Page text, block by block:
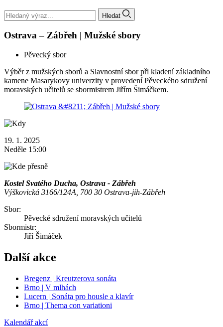
Hledat
Ostrava – Zábřeh | Mužské sbory
Pěvecký sbor
Výběr z mužských sborů a Slavnostní sbor při kladení základního
kamene Masarykovy univerzity v provedení Pěveckého sdružení
moravských učitelů se sbormistrem Jiřím Šimáčkem.
19. 1. 2025
Neděle 15:00
Kostel Svatého Ducha, Ostrava - Zábřeh
Výškovická 3166/124A, 700 30 Ostrava-jih-Zábřeh
Sbor:
Pěvecké sdružení moravských učitelů
Sbormistr:
Jiří Šimáček
Další akce
Bregenz | Kreutzerova sonáta
Brno | V mlhách
Lucern | Sonáta pro housle a klavír
Brno | Thema con variationi
Kalendář akcí